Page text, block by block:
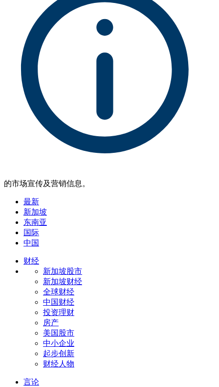
的市场宣传及营销信息。
最新
新加坡
东南亚
国际
中国
财经
新加坡股市
新加坡财经
全球财经
中国财经
投资理财
房产
美国股市
中小企业
起步创新
财经人物
言论